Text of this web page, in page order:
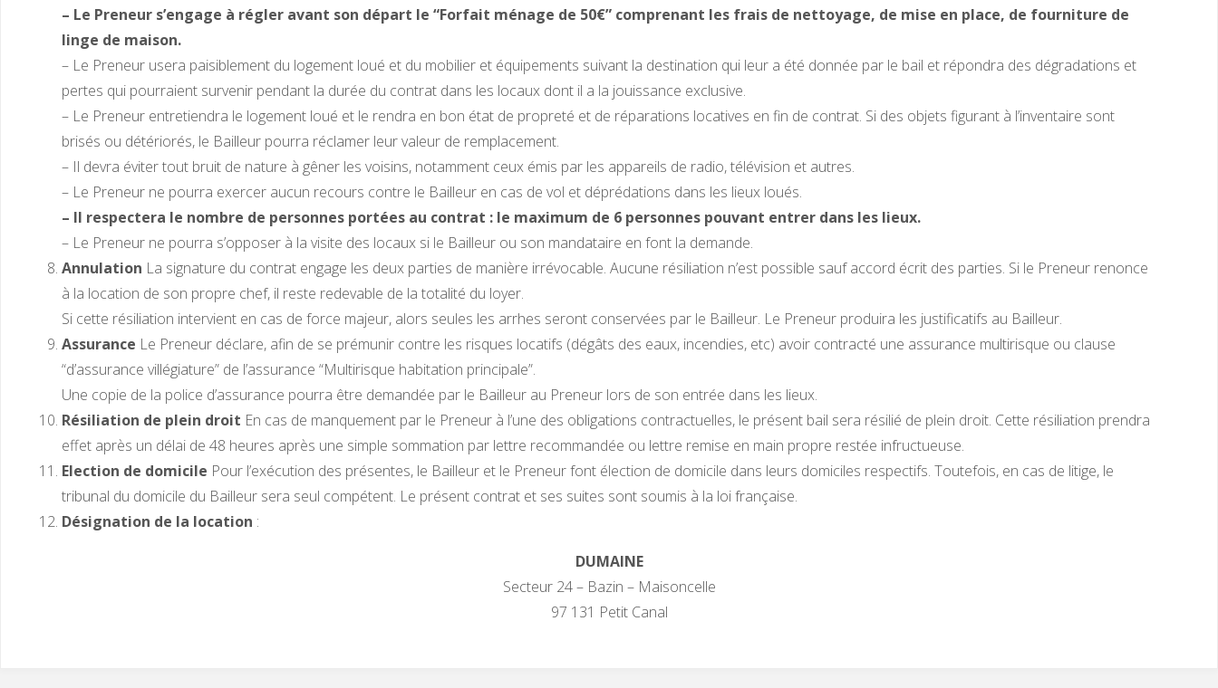
– Le Preneur s’engage à régler avant son départ le “Forfait ménage de 50€” comprenant les frais de nettoyage, de mise en place, de fourniture de
linge de maison.
– Le Preneur usera paisiblement du logement loué et du mobilier et équipements suivant la destination qui leur a été donnée par le bail et répondra des dégradations et
pertes qui pourraient survenir pendant la durée du contrat dans les locaux dont il a la jouissance exclusive.
– Le Preneur entretiendra le logement loué et le rendra en bon état de propreté et de réparations locatives en fin de contrat. Si des objets figurant à l’inventaire sont
brisés ou détériorés, le Bailleur pourra réclamer leur valeur de remplacement.
– Il devra éviter tout bruit de nature à gêner les voisins, notamment ceux émis par les appareils de radio, télévision et autres.
– Le Preneur ne pourra exercer aucun recours contre le Bailleur en cas de vol et déprédations dans les lieux loués.
– Il respectera le nombre de personnes portées au contrat : le maximum de 6 personnes pouvant entrer dans les lieux.
– Le Preneur ne pourra s’opposer à la visite des locaux si le Bailleur ou son mandataire en font la demande.
Annulation La signature du contrat engage les deux parties de manière irrévocable. Aucune résiliation n’est possible sauf accord écrit des parties. Si le Preneur renonce
à la location de son propre chef, il reste redevable de la totalité du loyer.
Si cette résiliation intervient en cas de force majeur, alors seules les arrhes seront conservées par le Bailleur. Le Preneur produira les justificatifs au Bailleur.
Assurance Le Preneur déclare, afin de se prémunir contre les risques locatifs (dégâts des eaux, incendies, etc) avoir contracté une assurance multirisque ou clause
“d’assurance villégiature” de l’assurance “Multirisque habitation principale”.
Une copie de la police d’assurance pourra être demandée par le Bailleur au Preneur lors de son entrée dans les lieux.
Résiliation de plein droit En cas de manquement par le Preneur à l’une des obligations contractuelles, le présent bail sera résilié de plein droit. Cette résiliation prendra
effet après un délai de 48 heures après une simple sommation par lettre recommandée ou lettre remise en main propre restée infructueuse.
Election de domicile Pour l’exécution des présentes, le Bailleur et le Preneur font élection de domicile dans leurs domiciles respectifs. Toutefois, en cas de litige, le
tribunal du domicile du Bailleur sera seul compétent. Le présent contrat et ses suites sont soumis à la loi française.
Désignation de la location :
DUMAINE
Secteur 24 – Bazin – Maisoncelle
97 131 Petit Canal